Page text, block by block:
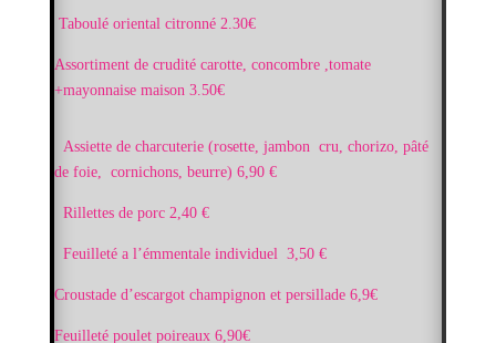
Taboulé oriental citronné 2.30€
Assortiment de crudité carotte, concombre ,tomate
+mayonnaise maison 3.50€
Assiette de charcuterie (rosette, jambon cru, chorizo, pâté
de foie, cornichons, beurre) 6,90 €
Rillettes de porc 2,40 €
Feuilleté a l’émmentale individuel 3,50 €
Croustade d’escargot champignon et persillade 6,9€
Feuilleté poulet poireaux 6,90€